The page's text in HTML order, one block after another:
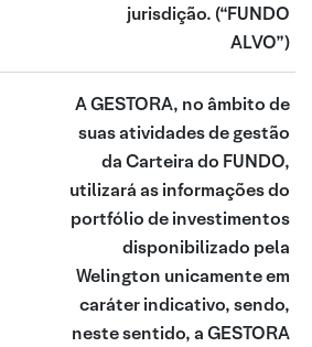
jurisdição. (“FUNDO
ALVO”)
A GESTORA, no âmbito de
suas atividades de gestão
da Carteira do FUNDO,
utilizará as informações do
portfólio de investimentos
disponibilizado pela
Welington unicamente em
caráter indicativo, sendo,
neste sentido, a GESTORA